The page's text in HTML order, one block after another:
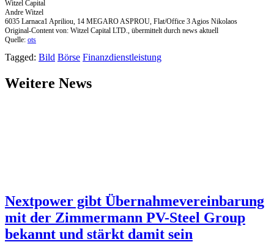
Witzel Capital
Andre Witzel
6035 Larnaca1 Apriliou, 14 MEGARO ASPROU, Flat/Office 3 Agios Nikolaos
Original-Content von: Witzel Capital LTD., übermittelt durch news aktuell
Quelle: ots
Tagged: Bild Börse Finanzdienstleistung
Weitere News
Nextpower gibt Übernahmevereinbarung
mit der Zimmermann PV-Steel Group
bekannt und stärkt damit sein